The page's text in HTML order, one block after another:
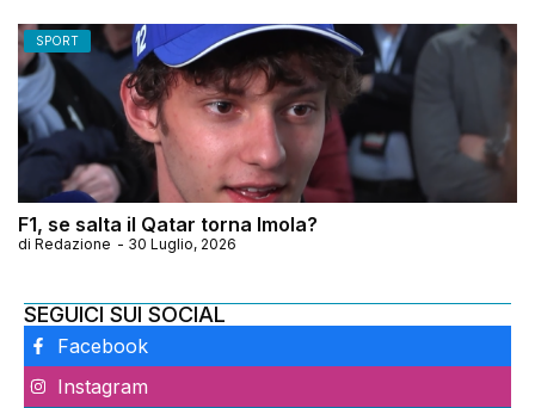
SPORT
F1, se salta il Qatar torna Imola?
di Redazione - 30 Luglio, 2026
SEGUICI SUI SOCIAL
Facebook
Instagram